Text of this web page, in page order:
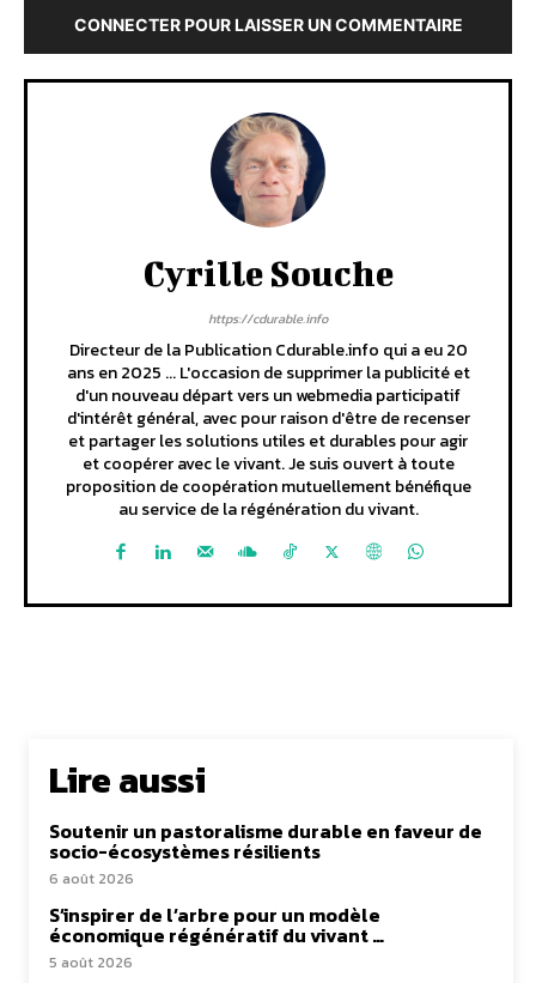
CONNECTER POUR LAISSER UN COMMENTAIRE
Cyrille Souche
https://cdurable.info
Directeur de la Publication Cdurable.info qui a eu 20
ans en 2025 ... L'occasion de supprimer la publicité et
d'un nouveau départ vers un webmedia participatif
d'intérêt général, avec pour raison d'être de recenser
et partager les solutions utiles et durables pour agir
et coopérer avec le vivant. Je suis ouvert à toute
proposition de coopération mutuellement bénéfique
au service de la régénération du vivant.
Lire aussi
Soutenir un pastoralisme durable en faveur de
socio-écosystèmes résilients
6 août 2026
S’inspirer de l’arbre pour un modèle
économique régénératif du vivant …
5 août 2026